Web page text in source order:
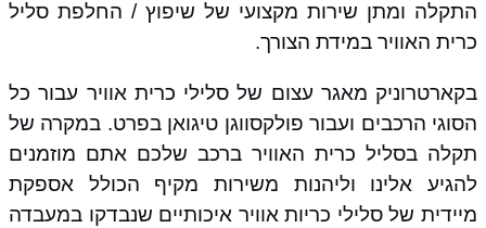
התקלה ומתן שירות מקצועי של שיפוץ / החלפת סליל
כרית האוויר במידת הצורך.
בקארטרוניק מאגר עצום של סלילי כרית אוויר עבור כל
הסוגי הרכבים ועבור פולקסווגן טיגואן בפרט. במקרה של
תקלה בסליל כרית האוויר ברכב שלכם אתם מוזמנים
להגיע אלינו וליהנות משירות מקיף הכולל אספקת
מיידית של סלילי כריות אוויר איכותיים שנבדקו במעבדה